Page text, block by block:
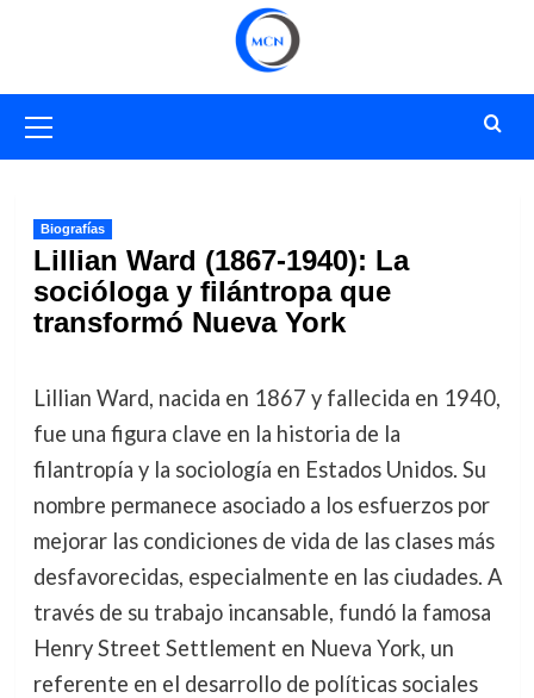
primario
Biografías
Lillian Ward (1867-1940): La
socióloga y filántropa que
transformó Nueva York
Lillian Ward, nacida en 1867 y fallecida en 1940,
fue una figura clave en la historia de la
filantropía y la sociología en Estados Unidos. Su
nombre permanece asociado a los esfuerzos por
mejorar las condiciones de vida de las clases más
desfavorecidas, especialmente en las ciudades. A
través de su trabajo incansable, fundó la famosa
Henry Street Settlement en Nueva York, un
referente en el desarrollo de políticas sociales